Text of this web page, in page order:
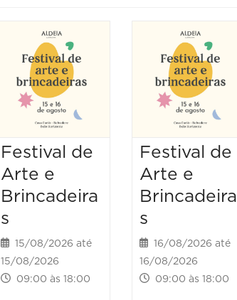
Festival de
Arte e
Brincadeira
s
15/08/2026 até
15/08/2026
09:00 às 18:00
Festival de
Arte e
Brincadeira
s
16/08/2026 até
16/08/2026
09:00 às 18:00